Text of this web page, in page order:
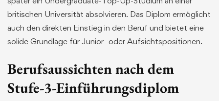
britischen Universität absolvieren. Das Diplom ermöglicht
auch den direkten Einstieg in den Beruf und bietet eine
solide Grundlage für Junior- oder Aufsichtspositionen.
Berufsaussichten nach dem
Stufe-3-Einführungsdiplom